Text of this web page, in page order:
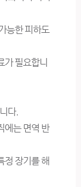
능한 피하도
가 필요합니
다.
에는 면역 반
정 장기를 해